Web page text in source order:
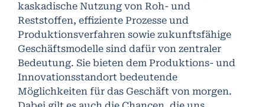
kaskadische Nutzung von Roh- und
Reststoffen, effiziente Prozesse und
Produktionsverfahren sowie zukunftsfähige
Geschäftsmodelle sind dafür von zentraler
Bedeutung. Sie bieten dem Produktions- und
Innovationsstandort bedeutende
Möglichkeiten für das Geschäft von morgen.